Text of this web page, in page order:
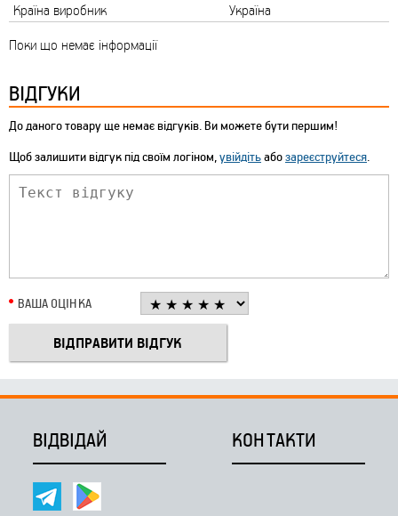
Країна виробник
Україна
Поки що немає інформації
ВІДГУКИ
До даного товару ще немає відгуків. Ви можете бути першим!
Щоб залишити відгук під своїм логіном,увійдітьабозареєструйтеся.
ВАША ОЦІНКА
ВІДВІДАЙ КОНТАКТИ